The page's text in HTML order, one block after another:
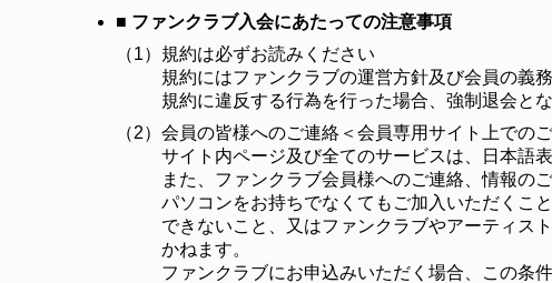
■ ファンクラブ入会にあたっての注意事項
（1） 規約は必ずお読みください
規約にはファンクラブの運営方針及び会員の義
規約に違反する行為を行った場合、強制退会と
（2） 会員の皆様へのご連絡＜会員専用サイト上での
サイト内ページ及び全てのサービスは、日本語
また、ファンクラブ会員様へのご連絡、情報の
パソコンをお持ちでなくてもご加入いただくこ
できないこと、又はファンクラブやアーティス
かねます。
ファンクラブにお申込みいただく場合、この条